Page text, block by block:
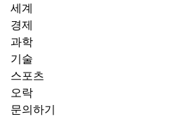
세계
경제
과학
기술
스포츠
오락
문의하기